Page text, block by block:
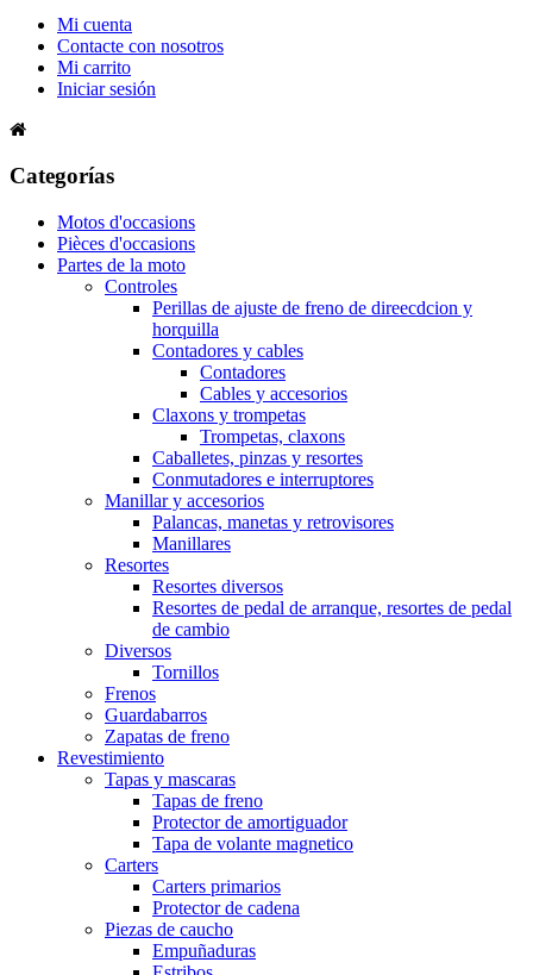
Mi cuenta
Contacte con nosotros
Mi carrito
Iniciar sesión
Categorías
Motos d'occasions
Pièces d'occasions
Partes de la moto
Controles
Perillas de ajuste de freno de direecdcion y
horquilla
Contadores y cables
Contadores
Cables y accesorios
Claxons y trompetas
Trompetas, claxons
Caballetes, pinzas y resortes
Conmutadores e interruptores
Manillar y accesorios
Palancas, manetas y retrovisores
Manillares
Resortes
Resortes diversos
Resortes de pedal de arranque, resortes de pedal
de cambio
Diversos
Tornillos
Frenos
Guardabarros
Zapatas de freno
Revestimiento
Tapas y mascaras
Tapas de freno
Protector de amortiguador
Tapa de volante magnetico
Carters
Carters primarios
Protector de cadena
Piezas de caucho
Empuñaduras